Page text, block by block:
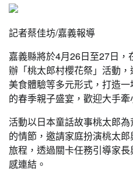
記者蔡佳坊/嘉義報導
嘉義縣將於4月26日至27日
辦「桃太郎村櫻花祭」活動
美食體驗等多元形式，打造
的春季親子盛宴，歡迎大手牽
活動以日本童話故事桃太郎為
的情節，邀請家庭扮演桃太
旅程，透過關卡任務引導家
感連結。